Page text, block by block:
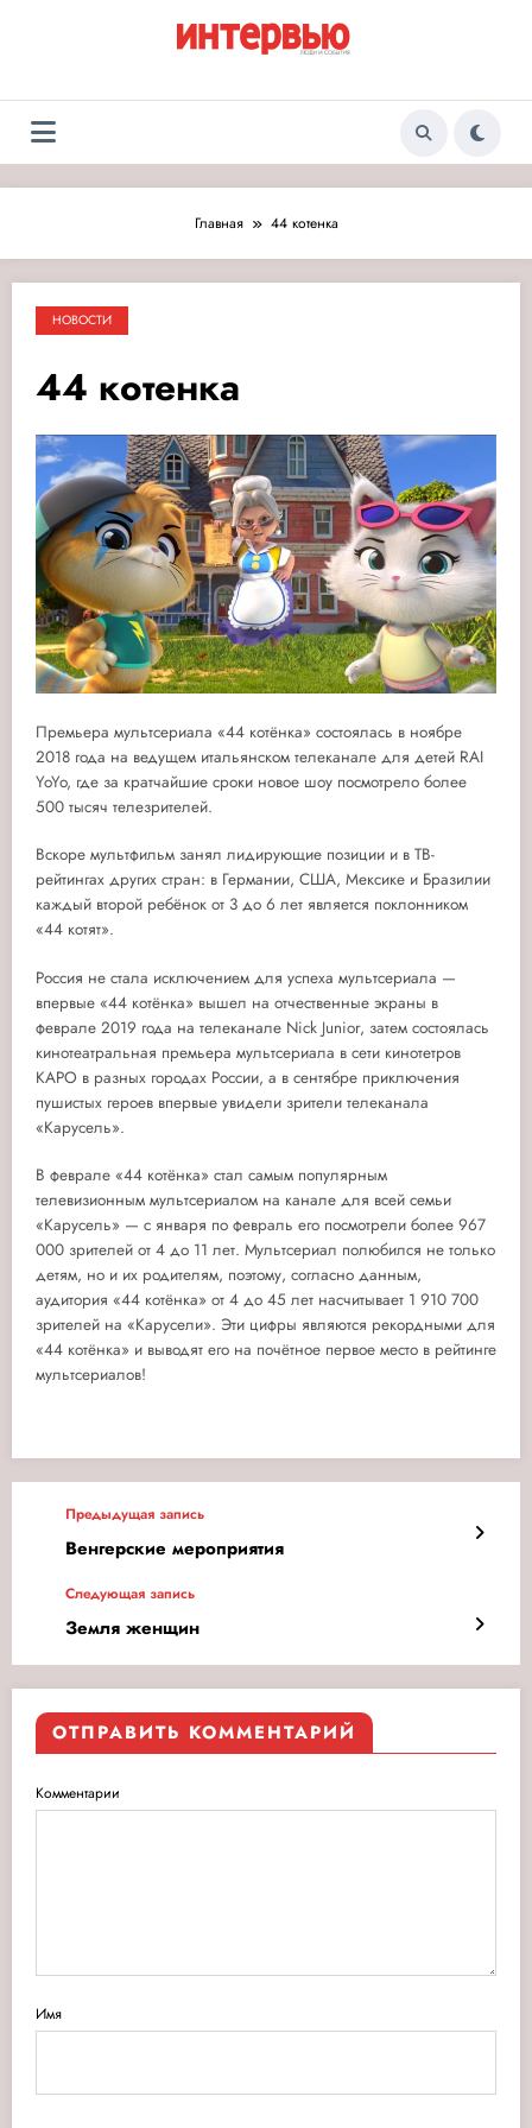
Журнал «Интервью:
Люди и события»
Люди и события
Главная 44 котенка
НОВОСТИ
44 котенка
Премьера мультсериала «44 котёнка» состоялась в ноябре
2018 года на ведущем итальянском телеканале для детей RAI
YoYo, где за кратчайшие сроки новое шоу посмотрело более
500 тысяч телезрителей.
Вскоре мультфильм занял лидирующие позиции и в ТВ-
рейтингах других стран: в Германии, США, Мексике и Бразилии
каждый второй ребёнок от 3 до 6 лет является поклонником
«44 котят».
Россия не стала исключением для успеха мультсериала —
впервые «44 котёнка» вышел на отчественные экраны в
феврале 2019 года на телеканале Nick Junior, затем состоялась
кинотеатральная премьера мультсериала в сети кинотетров
КАРО в разных городах России, а в сентябре приключения
пушистых героев впервые увидели зрители телеканала
«Карусель».
В феврале «44 котёнка» стал самым популярным
телевизионным мультсериалом на канале для всей семьи
«Карусель» — с января по февраль его посмотрели более 967
000 зрителей от 4 до 11 лет. Мультсериал полюбился не только
детям, но и их родителям, поэтому, согласно данным,
аудитория «44 котёнка» от 4 до 45 лет насчитывает 1 910 700
зрителей на «Карусели». Эти цифры являются рекордными для
«44 котёнка» и выводят его на почётное первое место в рейтинге
мультсериалов!
Предыдущая запись
Венгерские мероприятия
Следующая запись
Земля женщин
ОТПРАВИТЬ КОММЕНТАРИЙ
Комментарии
Имя